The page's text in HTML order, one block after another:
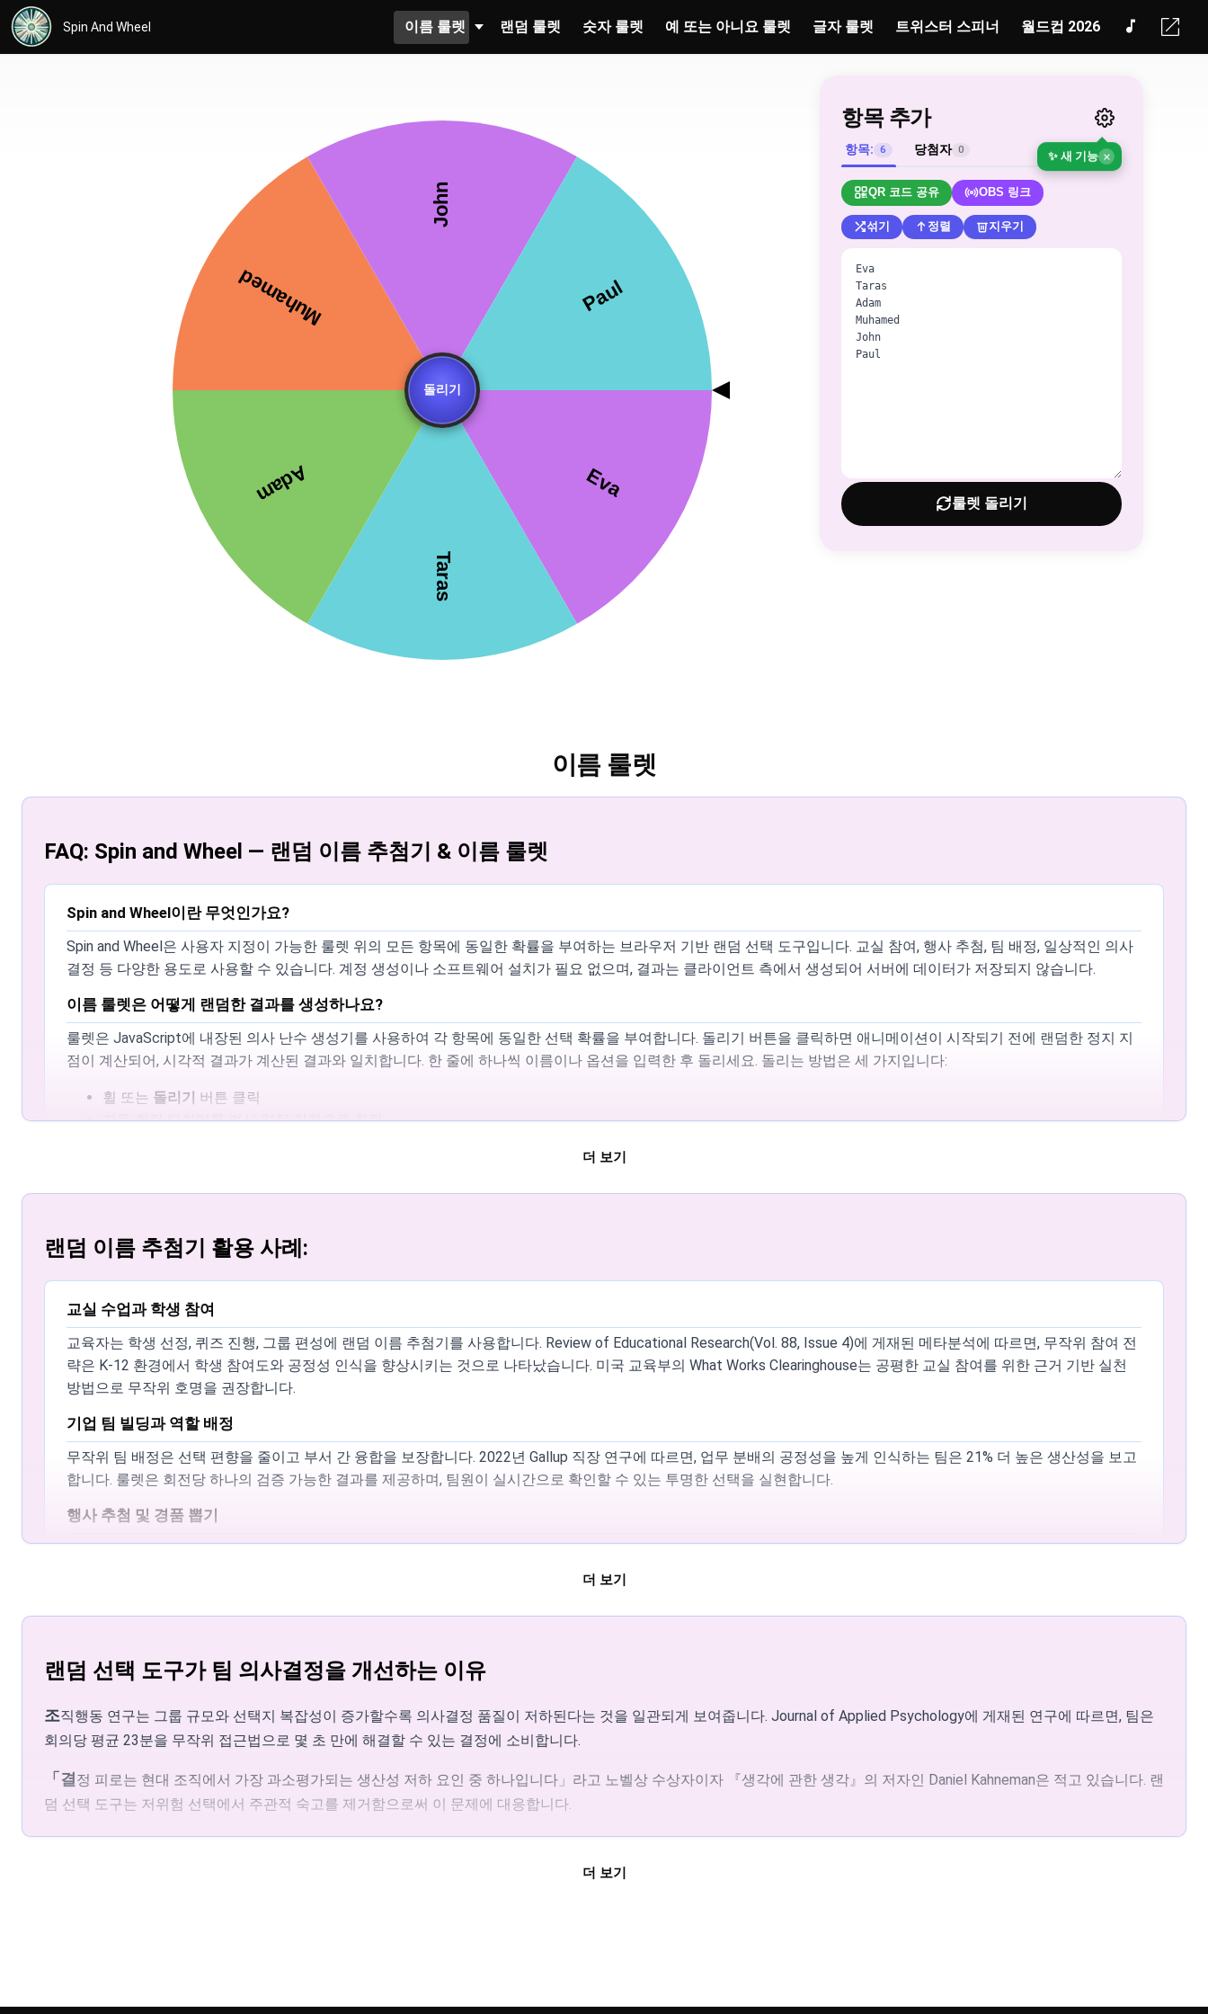
Spin And Wheel 이름 룰렛 랜덤 룰렛 숫자 룰렛 예 또는 아니요 룰렛 글자 룰렛 트위스터 스피너 월드컵 2026
항목 추가
✨ 새 기능 ×
항목: 6 당첨자 0
QR 코드 공유 OBS 링크
섞기 정렬 지우기
룰렛 돌리기
이름 룰렛
FAQ: Spin and Wheel — 랜덤 이름 추첨기 & 이름 룰렛
Spin and Wheel이란 무엇인가요?
Spin and Wheel은 사용자 지정이 가능한 룰렛 위의 모든 항목에 동일한 확률을 부여하는 브라우저 기반 랜덤 선택 도구입니다. 교실 참여, 행사 추첨, 팀 배정, 일상적인 의사
결정 등 다양한 용도로 사용할 수 있습니다. 계정 생성이나 소프트웨어 설치가 필요 없으며, 결과는 클라이언트 측에서 생성되어 서버에 데이터가 저장되지 않습니다.
이름 룰렛은 어떻게 랜덤한 결과를 생성하나요?
룰렛은 JavaScript에 내장된 의사 난수 생성기를 사용하여 각 항목에 동일한 선택 확률을 부여합니다. 돌리기 버튼을 클릭하면 애니메이션이 시작되기 전에 랜덤한 정지 지
점이 계산되어, 시각적 결과가 계산된 결과와 일치합니다. 한 줄에 하나씩 이름이나 옵션을 입력한 후 돌리세요. 돌리는 방법은 세 가지입니다:
휠 또는 돌리기 버튼 클릭
자동 회전 타이머를 켜서 일정 간격으로 회전
애니메이션을 유지할 수 있습니다. 확률 균등 선택은 모든 목록 크기에서 작동합니다.
항목은 브라우저의 로컬 저장소에 저장되며 동일한 기기에서 방문할 때마다 유지됩니다. 빠른 접근을 위해 페이지를 즐겨찾기에 추가하세요. 브라우저 데이터를 삭제하면
저장된 항목이 제거됩니다. 클라우드 기반 저장 기능은 향후 업데이트에서 추가될 수 있습니다.
Spin and Wheel은 무료인가요?
Spin and Wheel은 가입 없이 무료로 사용할 수 있습니다. 이름 추첨, 숫자 생성, 맞춤 룰렛 제작 등 모든 핵심 기능을 무료로 이용할 수 있습니다. 이 도구는 기능을 차단하는
광고 없이 브라우저 내에서 완전히 실행됩니다.
교육자는 교실에서 랜덤 이름 추첨기를 어떻게 사용하나요?
교육자는 Spin and Wheel을 학생 무작위 선정, 퀴즈 문제 순서, 그룹 편성, 토론 진행에 사용합니다. Review of Educational Research(Vol. 88, Issue 4)에 게재된 메타분석에
따르면, 무작위 참여 전략은 K-12 환경에서 학생 참여도와 공정성 인식을 모두 향상시키는 것으로 나타났습니다. 무작위 호명은 매 회전마다 모든 학생에게 동일한 선택 확
룰렛이 돌아가지 않으면 어떻게 해야 하나요?
화하세요. 문제가 지속되면 다른 브라우저(Chrome, Firefox, Safari, Edge)에서 테스트해 보세요. 추가 지원이 필요하면 브라우저 버전과 기기 정보를 첨부하여 지원팀에 문의
해 주세요.
선택 과정은 정말로 무작위이고 공정한가요?
각 항목은 매 회전마다 수학적으로 동일한 선택 확률을 받습니다. 룰렛은 균등 분포 알고리즘을 사용하므로 룰렛 상의 위치와 관계없이 어떤 항목도 유리하게 작용하지 않습
더 보기
랜덤 이름 추첨기 활용 사례:
교실 수업과 학생 참여
교육자는 학생 선정, 퀴즈 진행, 그룹 편성에 랜덤 이름 추첨기를 사용합니다. Review of Educational Research(Vol. 88, Issue 4)에 게재된 메타분석에 따르면, 무작위 참여 전
략은 K-12 환경에서 학생 참여도와 공정성 인식을 향상시키는 것으로 나타났습니다. 미국 교육부의 What Works Clearinghouse는 공평한 교실 참여를 위한 근거 기반 실천
방법으로 무작위 호명을 권장합니다.
기업 팀 빌딩과 역할 배정
무작위 팀 배정은 선택 편향을 줄이고 부서 간 융합을 보장합니다. 2022년 Gallup 직장 연구에 따르면, 업무 분배의 공정성을 높게 인식하는 팀은 21% 더 높은 생산성을 보고
합니다. 룰렛은 회전당 하나의 검증 가능한 결과를 제공하며, 팀원이 실시간으로 확인할 수 있는 투명한 선택을 실현합니다.
행사 추첨 및 경품 뽑기
행사 주최자는 참가자 이름이나 티켓 번호를 룰렛에 입력하여 확률 균등한 경품 선정을 진행합니다. 각 항목은 입력 순서나 위치와 관계없이 동일한 당첨 확률을 받습니다.
American Gaming Association은 투명하고 검증 가능한 무작위화가 프로모션 추첨에서 참가자 신뢰의 핵심 요소라고 지적합니다.
합니다 — 옵션을 입력하고, 한 번 돌리고, 결과대로 진행하면 됩니다. 각 옵션에 동일한 확률이 부여되어 일상적인 결정에서 주관적 편향이 제거됩니다.
공모전 주최자는 대규모 출품 풀에서 심사 대상을 선정하기 위해 무작위 선택을 사용합니다. 예를 들어 500건의 출품작 중 각 항목에 동일한 확률로 20건을 선정하여 심사할
직원 표창과 보상 프로그램
룰렛은 회의의 발언 순서, 발표 순서, 토론 주제를 결정합니다. Harvard Business Review 연구에 따르면, 미리 정해진 발언 순서는 종종 앵커링 편향을 만들어 첫 발언자가 이
더 보기
랜덤 선택 도구가 팀 의사결정을 개선하는 이유
조직행동 연구는 그룹 규모와 선택지 복잡성이 증가할수록 의사결정 품질이 저하된다는 것을 일관되게 보여줍니다. Journal of Applied Psychology에 게재된 연구에 따르면, 팀은
회의당 평균 23분을 무작위 접근법으로 몇 초 만에 해결할 수 있는 결정에 소비합니다.
「결정 피로는 현대 조직에서 가장 과소평가되는 생산성 저하 요인 중 하나입니다」라고 노벨상 수상자이자 『생각에 관한 생각』의 저자인 Daniel Kahneman은 적고 있습니다. 랜
덤 선택 도구는 저위험 선택에서 주관적 숙고를 제거함으로써 이 문제에 대응합니다.
업무 배정은 흔한 마찰점입니다. 배정이 무작위적이고 투명할 때 인식된 공정성이 높아집니다. 2022년 Organizational Behavior and Human Decision Processes의 연구에 따르면,
무작위 배정을 사용하는 팀은 관리자가 배정한 업무에 비해 업무 분배 만족도가 28% 더 높다고 보고했습니다.
더 보기